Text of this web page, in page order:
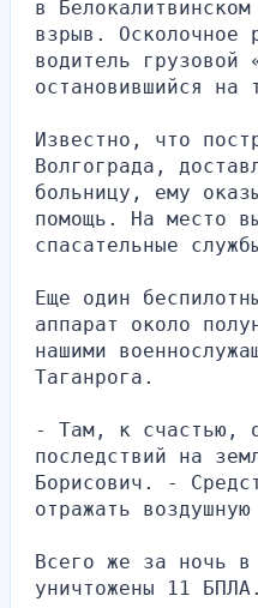
в
взрыв. Осколочное
водитель грузовой
остановившийся на
Известно, что
Волгограда,
больницу, ему
помощь. На место
спасательные
Еще один
аппарат около
нашими
Таганрога.
- Там, к счастью,
последствий на
Борисович. -
отражать
Всего же за ночь в
уничтожены 11